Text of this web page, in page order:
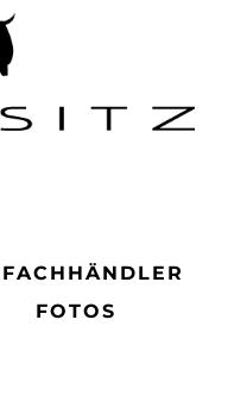
FACHHÄNDLER
FOTOS